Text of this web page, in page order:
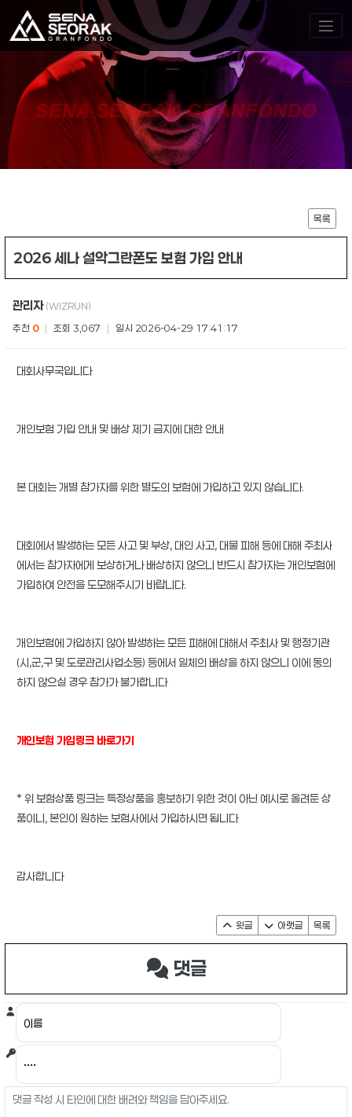
SENA SEORAK GRANFONDO
목록
2026 세나 설악그란폰도 보험 가입 안내
관리자 (WIZRUN)
추천 0 조회 3,067 일시 2026-04-29 17:41:17
대회사무국입니다
개인보험 가입 안내 및 배상 제기 금지에 대한 안내
본 대회는 개별 참가자를 위한 별도의 보험에 가입하고 있지 않습니다.
대회에서 발생하는 모든 사고 및 부상, 대인 사고, 대물 피해 등에 대해 주최사
에서는 참가자에게 보상하거나 배상하지 않으니 반드시 참가자는 개인보험에
가입하여 안전을 도모해주시기 바랍니다.
개인보험에 가입하지 않아 발생하는 모든 피해에 대해서 주최사 및 행정기관
(시,군,구 및 도로관리사업소등) 등에서 일체의 배상을 하지 않으니 이에 동의
하지 않으실 경우 참가가 불가합니다
개인보험 가입링크 바로가기
* 위 보험상품 링크는 특정상품을 홍보하기 위한 것이 아닌 예시로 올려둔 상
품이니, 본인이 원하는 보험사에서 가입하시면 됩니다
감사합니다
윗글 아랫글 목록
댓글